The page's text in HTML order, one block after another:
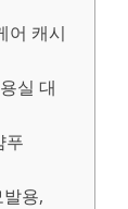
어 캐시
실 대
푸
용,